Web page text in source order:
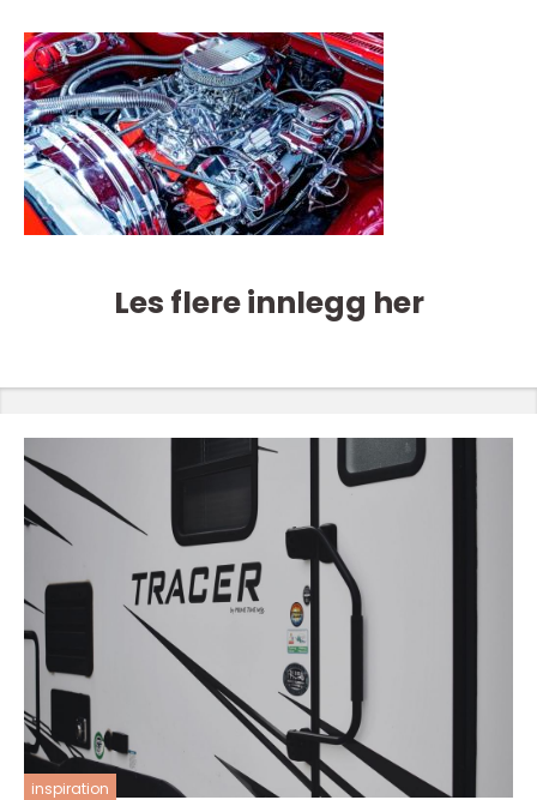
Les flere innlegg her
inspiration